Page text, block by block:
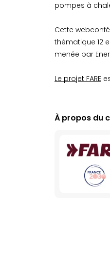
pompes à
Cette
thématique 12
menée par
Le projet FARE
À propos du